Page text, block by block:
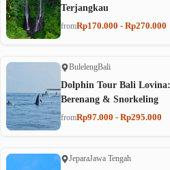
Terjangkau
fromRp170.000 - Rp270.000
BulelengBali
Dolphin Tour Bali
Berenang & Snorkeling
fromRp97.000 - Rp295.000
JeparaJawa Tengah